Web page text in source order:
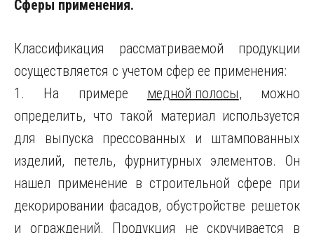
Сферы применения.
Классификация рассматриваемой продукции
осуществляется с учетом сфер ее применения:
1. На примере медной полосы, можно
определить, что такой материал используется
для выпуска прессованных и штампованных
изделий, петель, фурнитурных элементов. Он
нашел применение в строительной сфере при
декорировании фасадов, обустройстве решеток
и ограждений. Продукция не скручивается в